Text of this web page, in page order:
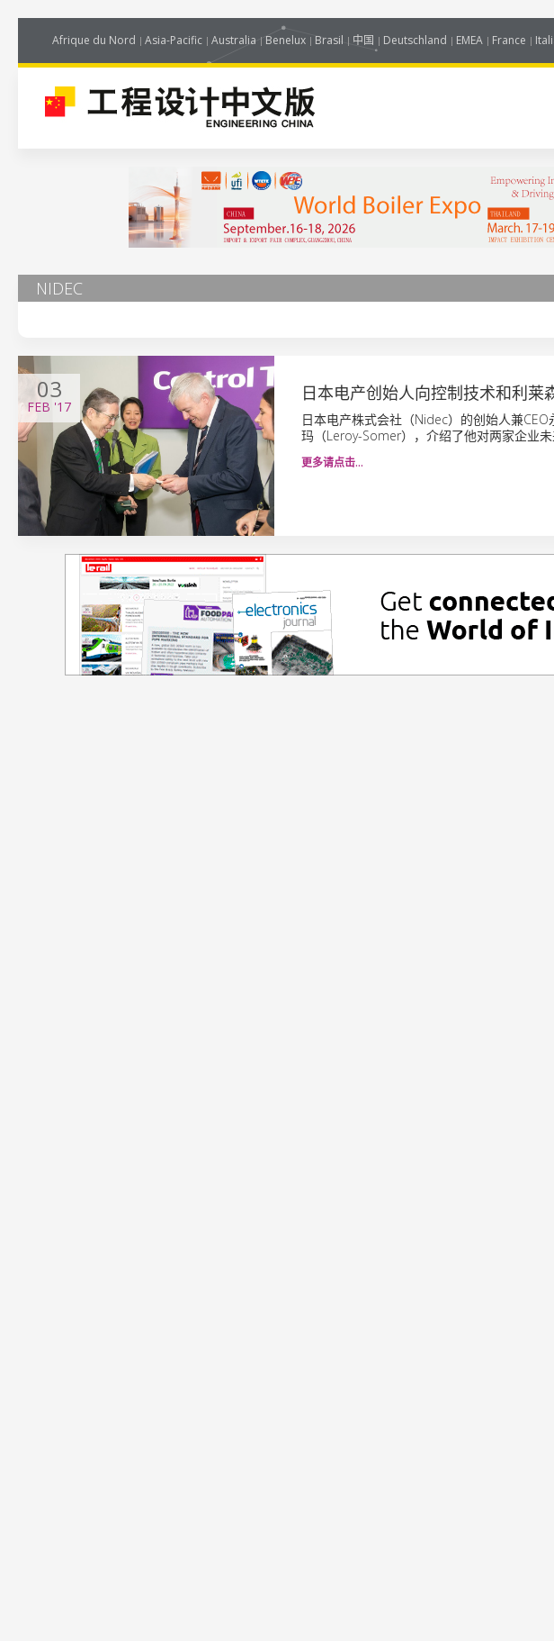
Afrique du Nord Asia-Pacific Australia Benelux Brasil 中国 Deutschland EMEA France
NIDEC
03
FEB '17
日本电产创始人向控制技术和利莱
日本电产株式会社（Nidec）的创始人兼
玛（Leroy-Somer），介绍了他对两家企业未
更多请点击…